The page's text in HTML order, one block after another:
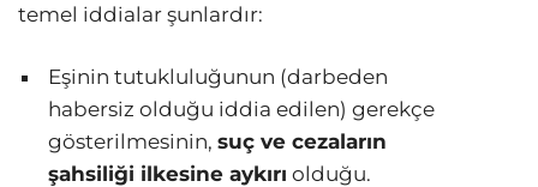
temel iddialar şunlardır:
Eşinin tutukluluğunun (darbeden
habersiz olduğu iddia edilen) gerekçe
gösterilmesinin, suç ve cezaların
şahsiliği ilkesine aykırı olduğu.